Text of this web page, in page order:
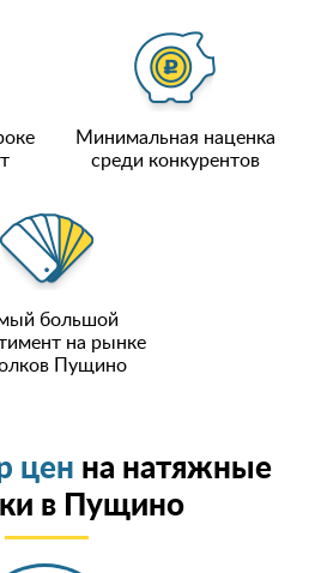
Минимальная наценка
среди конкурентов
большой
на рынке
Пущино
цен на натяжные
в Пущино